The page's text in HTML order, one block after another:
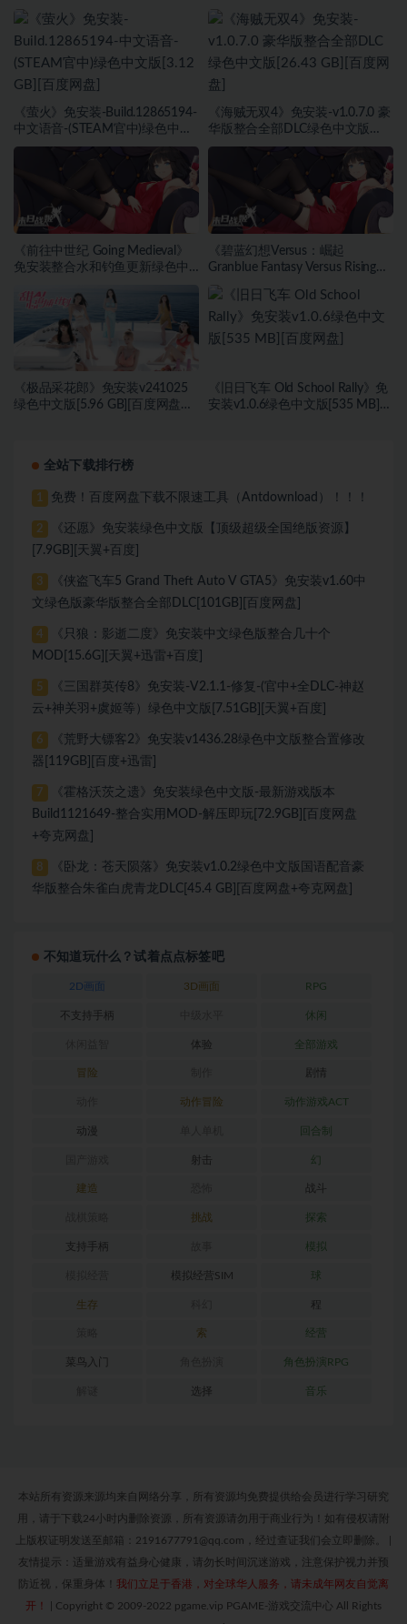
《萤火》免安装-Build.12865194-
中文语音-(STEAM官中)绿色中文
版[3.12 GB][百度网盘]
《海贼无双4》免安装-v1.0.7.0 豪
华版整合全部DLC绿色中文版
[26.43 GB][百度网盘]
《前往中世纪 Going Medieval》
免安装整合水和钓鱼更新绿色中
《碧蓝幻想Versus：崛起
Granblue Fantasy Versus Rising》
度网盘]
《极品采花郎》免安装v241025
绿色中文版[5.96 GB][百度网盘
《旧日飞车 Old School Rally》免
安装v1.0.6绿色中文版[535 MB]
全站下载排行榜
1 免费！百度网盘下载不限速工具（Antdownload）！！！
2
《还愿》免安装绿色中文版【顶级超级全国绝版资源】
[7.9GB][天翼+百度]
3
《侠盗飞车5 Grand Theft Auto V GTA5》免安装v1.60中
文绿色版豪华版整合全部DLC[101GB][百度网盘]
4
《只狼：影逝二度》免安装中文绿色版整合几十个
MOD[15.6G][天翼+迅雷+百度]
5
《三国群英传8》免安装-V2.1.1-修复-(官中+全DLC-神赵
云+神关羽+虞姬等）绿色中文版[7.51GB][天翼+百度]
6
《荒野大镖客2》免安装v1436.28绿色中文版整合置修改
器[119GB][百度+迅雷]
7
《霍格沃茨之遗》免安装绿色中文版-最新游戏版本
Build1121649-整合实用MOD-解压即玩[72.9GB][百度网盘
+夸克网盘]
8
《卧龙：苍天陨落》免安装v1.0.2绿色中文版国语配音豪
华版整合朱雀白虎青龙DLC[45.4 GB][百度网盘+夸克网盘]
不知道玩什么？试着点点标签吧
2D画面 3D画面 RPG
不支持手柄 休闲
体验 全部游戏
冒险 剧情
动作冒险 动作游戏ACT
动漫 回合制
射击 幻
建造 战斗
挑战 探索
支持手柄 模拟
模拟经营SIM 球
生存 程
索 经营
菜鸟入门 角色扮演RPG
选择 音乐
本站所有资源来源均来自网络分享，所有资源均免费提供给会员进行学习研究
用，请于下载24小时内删除资源，所有资源请勿用于商业行为！如有侵权请附
上版权证明发送至邮箱：2191677791@qq.com，经过查证我们会立即删除。
友情提示：适量游戏有益身心健康，请勿长时间沉迷游戏，注意保护视力并预
防近视，保重身体！ 我们立足于香港，对全球华人服务，请未成年网友自觉离
开！
Copyright © 2009-2022 pgame.vip PGAME-游戏交流中心 All Rights